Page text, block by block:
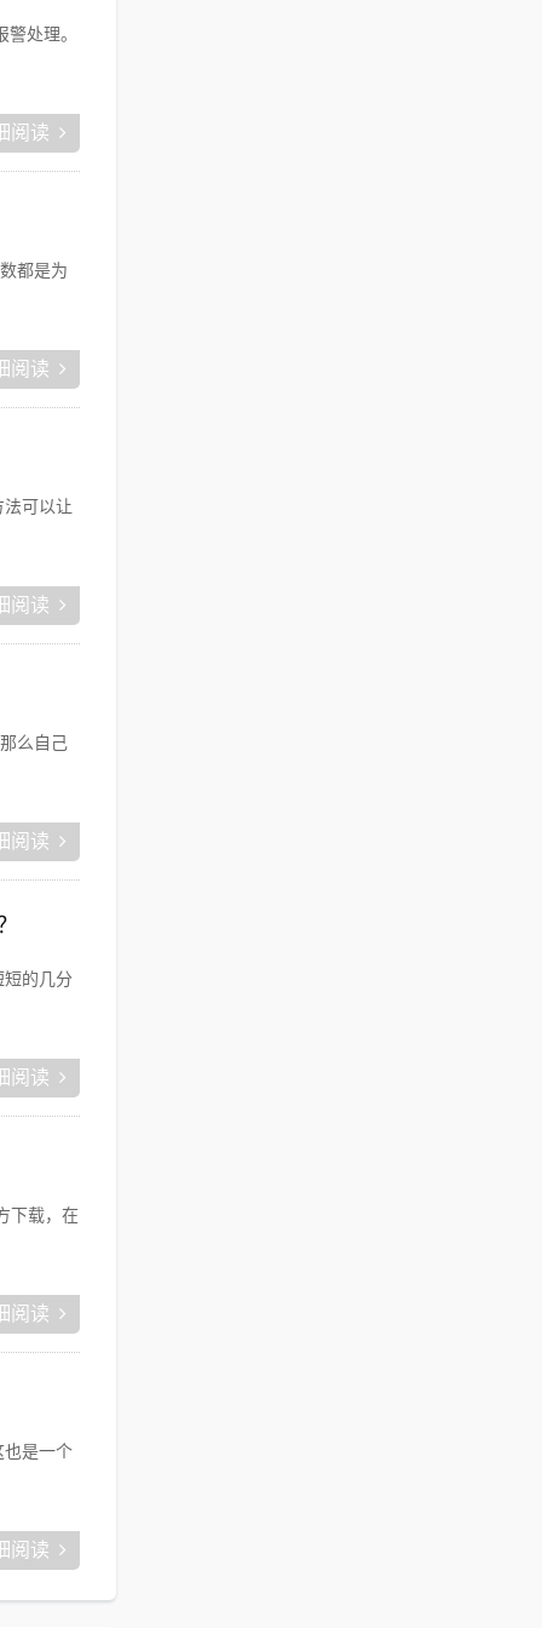
处理。
阅读
都是为
阅读
可以让
阅读
么自己
阅读
的几分
阅读
下载，在
阅读
也是一个
阅读